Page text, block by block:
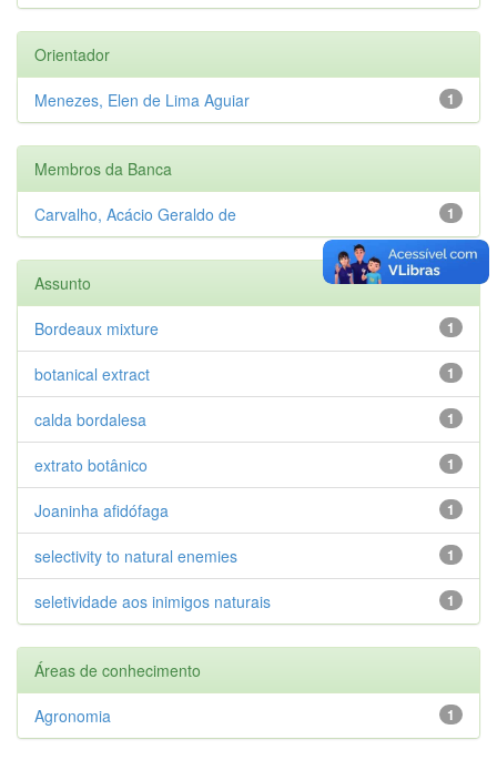
Orientador
1
Menezes, Elen de Lima Aguiar
Membros da Banca
1
Carvalho, Acácio Geraldo de
Assunto
1
Bordeaux mixture
1
botanical extract
1
calda bordalesa
1
extrato botânico
1
Joaninha afidófaga
1
selectivity to natural enemies
1
seletividade aos inimigos naturais
Áreas de conhecimento
1
Agronomia